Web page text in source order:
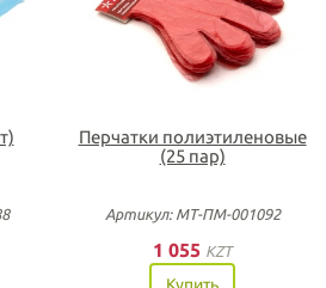
Перчатки полиэтиленовые
(25 пар)
Артикул: МТ-ПМ-001092
1 055 KZT